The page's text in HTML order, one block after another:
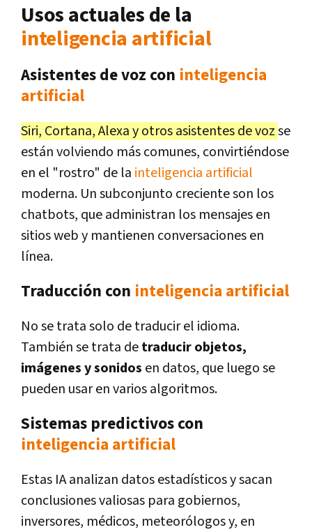
Usos actuales de la
inteligencia artificial
Asistentes de voz con inteligencia
artificial
Siri, Cortana, Alexa y otros asistentes de vozse
están volviendo más comunes, convirtiéndose
en el "rostro" de la inteligencia artificial
moderna. Un subconjunto creciente son los
chatbots, que administran los mensajes en
sitios web y mantienen conversaciones en
línea.
Traducción con inteligencia artificial
No se trata solo de traducir el idioma.
También se trata detraducir objetos,
imágenes y sonidos en datos, que luego se
pueden usar en varios algoritmos.
Sistemas predictivos con
inteligencia artificial
Estas IA analizan datos estadísticos y sacan
conclusiones valiosas para gobiernos,
inversores, médicos, meteorólogos y, en